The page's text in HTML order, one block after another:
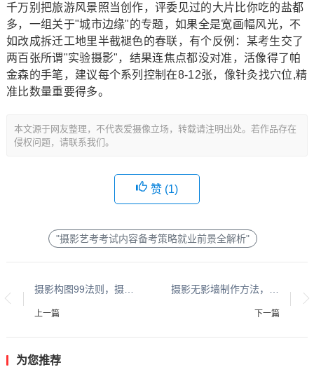
千万别把旅游风景照当创作，评委见过的大片比你吃的盐都
多，一组关于"城市边缘"的专题，如果全是宽画幅风光，不
如改成拆迁工地里半截褪色的春联，有个反例：某考生交了
两百张所谓"实验摄影"，结果连焦点都没对准，活像得了帕
金森的手笔，建议每个系列控制在8-12张，像针灸找穴位,精
准比数量重要得多。
本文源于网友整理，不代表爱摄像立场，转载请注明出处。若作品存在
侵权问题，请联系我们。
赞 (1)
"摄影艺考考试内容备考策略就业前景全解析"
摄影构图99法则，摄影构图99法则，从入门到精通的全方位指南
上一篇 下一篇
为您推荐